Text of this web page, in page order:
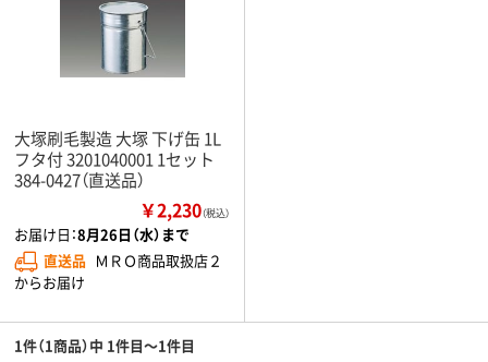
大塚刷毛製造 大塚 下げ缶 1L
フタ付 3201040001 1セット
384-0427（直送品）
￥2,230（税込）
お届け日：8月26日（水）まで
直送品 ＭＲＯ商品取扱店２
からお届け
1件（1商品）中 1件目～1件目